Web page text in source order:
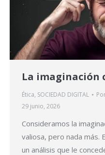
La imaginación
Ética, SOCIEDAD DIGITAL
29 junio, 2026
Consideramos la
valiosa, pero nada más.
un análisis que le